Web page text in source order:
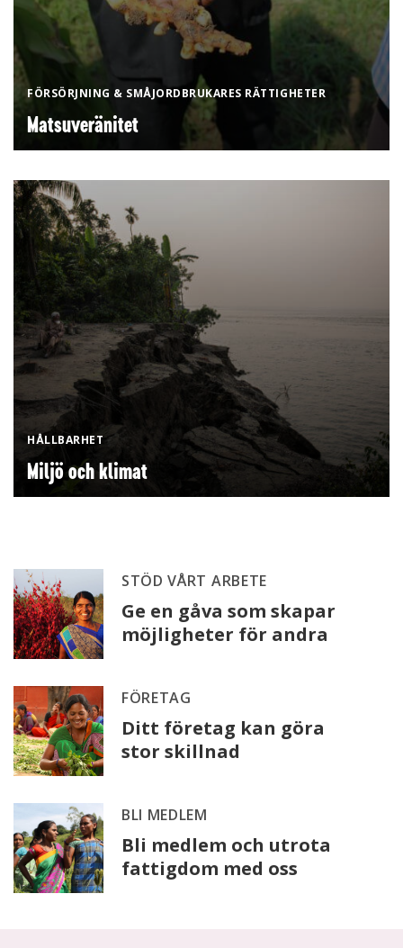
FÖRSÖRJNING & SMÅJORDBRUKARES RÄTTIGHETER
Matsuveränitet
HÅLLBARHET
Miljö och klimat
STÖD VÅRT ARBETE
Ge en gåva som skapar
möjligheter för andra
FÖRETAG
Ditt företag kan göra
stor skillnad
BLI MEDLEM
Bli medlem och utrota
fattigdom med oss